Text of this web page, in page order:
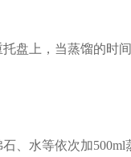
盘上，当蒸馏的时
、水等依次加